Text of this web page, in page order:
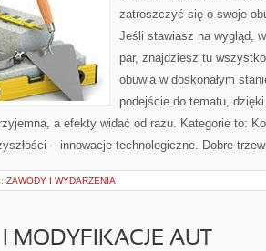
zatroszczyć się o swoje
Jeśli stawiasz na wygląd,
par, znajdziesz tu
obuwia w doskonałym
podejście do tematu,
a efekty widać od razu. Kategorie to:
– innowacje technologiczne. Dobre
ZAWODY I WYDARZENIA
I MODYFIKACJE AUT